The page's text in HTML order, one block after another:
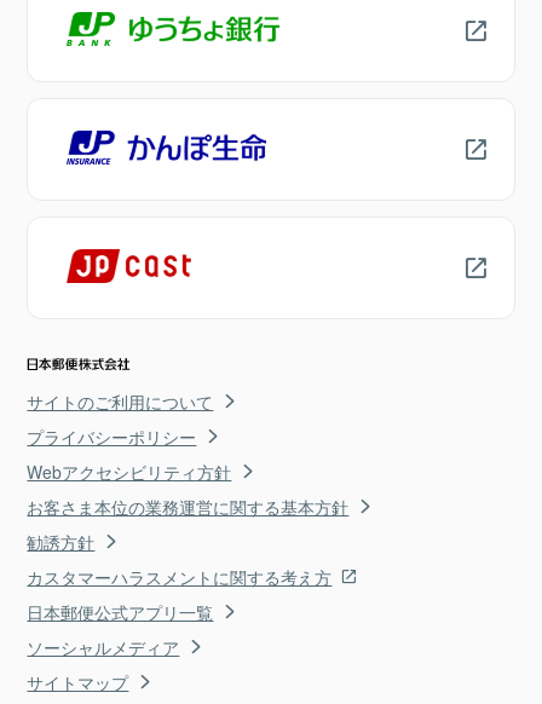
サイトのご利用について
プライバシーポリシー
Webアクセシビリティ方針
お客さま本位の業務運営に関する基本方針
勧誘方針
カスタマーハラスメントに関する考え方
日本郵便公式アプリ一覧
ソーシャルメディア
サイトマップ